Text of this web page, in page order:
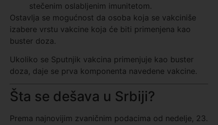
stečenim oslabljenim imunitetom.
Ostavlja se mogućnost da osoba koja se vakciniše
izabere vrstu vakcine koja će biti primenjena kao
buster doza.
Ukoliko se Sputnjik vakcina primenjuje kao buster
doza, daje se prva komponenta navedene vakcine.
Šta se dešava u Srbiji?
Prema najnovijim zvaničnim podacima od nedelje, 23.